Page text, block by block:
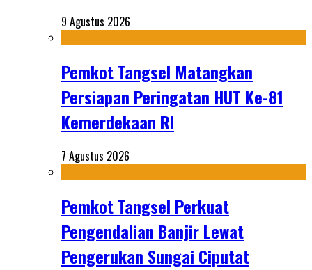
9 Agustus 2026
Pemkot Tangsel Matangkan
Persiapan Peringatan HUT Ke-81
Kemerdekaan RI
7 Agustus 2026
Pemkot Tangsel Perkuat
Pengendalian Banjir Lewat
Pengerukan Sungai Ciputat